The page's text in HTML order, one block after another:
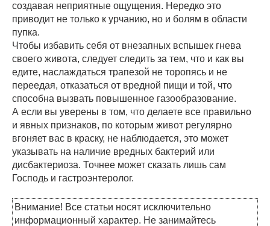
создавая неприятные ощущения. Нередко это
приводит не только к урчанию, но и болям в области
пупка.
Чтобы избавить себя от внезапных вспышек гнева
своего живота, следует следить за тем, что и как вы
едите, наслаждаться трапезой не торопясь и не
переедая, отказаться от вредной пищи и той, что
способна вызвать повышенное газообразование.
А если вы уверены в том, что делаете все правильно
и явных признаков, по которым живот регулярно
вгоняет вас в краску, не наблюдается, это может
указывать на наличие вредных бактерий или
дисбактериоза. Точнее может сказать лишь сам
Господь и гастроэнтеролог.
Внимание! Все статьи носят исключительно
информационный характер. Не занимайтесь